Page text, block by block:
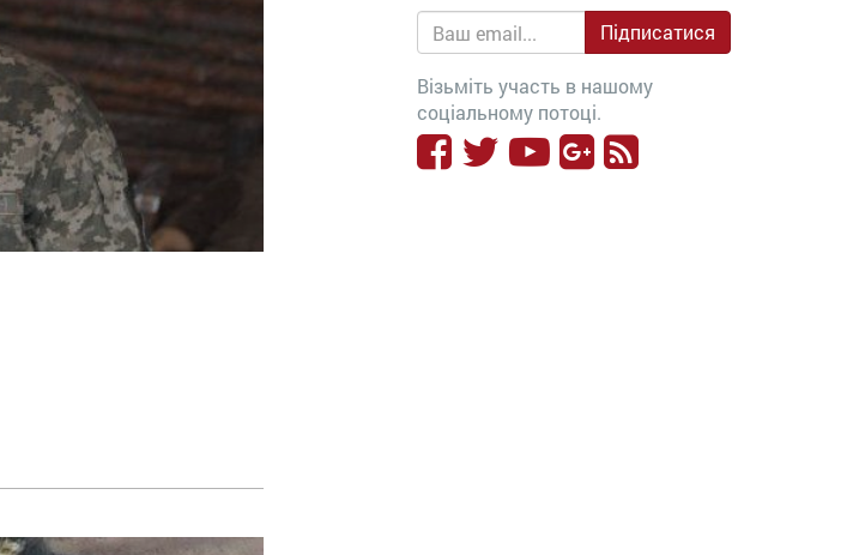
Підписатися
Візьміть участь в нашому
соціальному потоці.